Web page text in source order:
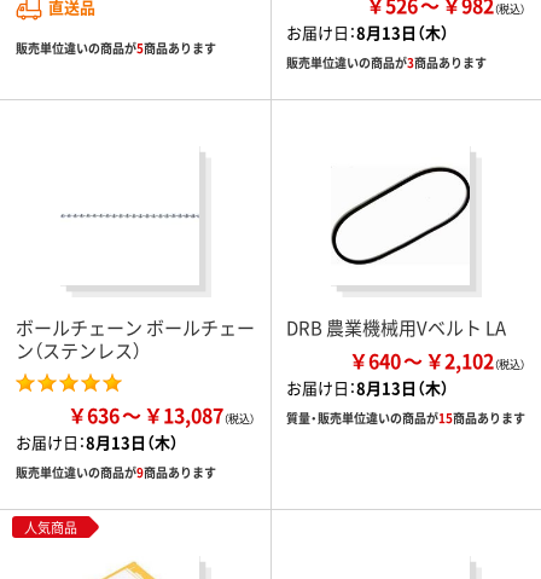
直送品
販売単位違いの商品が5商品あります
お届け日：8月13日（木）
販売単位違いの商品が3商品あります
ボールチェーン ボールチェー
ン（ステンレス）
￥636 ￥13,087
お届け日：8月13日（木）
販売単位違いの商品が9商品あります
DRB 農業機械用Vベルト LA
￥640 ￥2,102
お届け日：8月13日（木）
質量・販売単位違いの商品が15商品あります
人気商品